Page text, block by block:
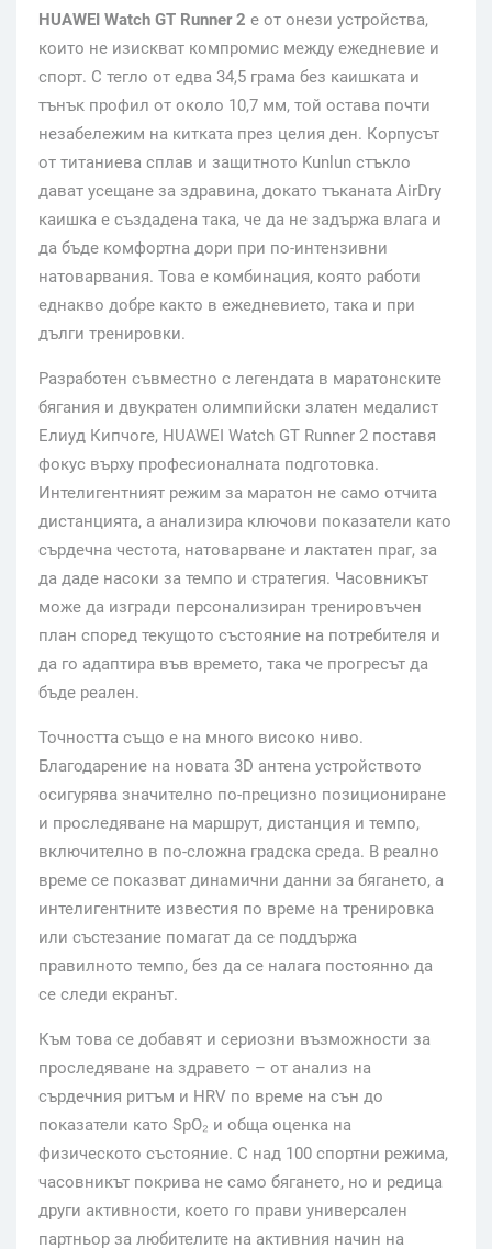
HUAWEI Watch GT Runner 2 е от онези устройства,
които не изискват компромис между ежедневие и
спорт. С тегло от едва 34,5 грама без каишката и
тънък профил от около 10,7 мм, той остава почти
незабележим на китката през целия ден. Корпусът
от титаниева сплав и защитното Kunlun стъкло
дават усещане за здравина, докато тъканата AirDry
каишка е създадена така, че да не задържа влага и
да бъде комфортна дори при по-интензивни
натоварвания. Това е комбинация, която работи
еднакво добре както в ежедневието, така и при
дълги тренировки.
Разработен съвместно с легендата в маратонските
бягания и двукратен олимпийски златен медалист
Елиуд Кипчоге, HUAWEI Watch GT Runner 2 поставя
фокус върху професионалната подготовка.
Интелигентният режим за маратон не само отчита
дистанцията, а анализира ключови показатели като
сърдечна честота, натоварване и лактатен праг, за
да даде насоки за темпо и стратегия. Часовникът
може да изгради персонализиран тренировъчен
план според текущото състояние на потребителя и
да го адаптира във времето, така че прогресът да
бъде реален.
Точността също е на много високо ниво.
Благодарение на новата 3D антена устройството
осигурява значително по-прецизно позициониране
и проследяване на маршрут, дистанция и темпо,
включително в по-сложна градска среда. В реално
време се показват динамични данни за бягането, а
интелигентните известия по време на тренировка
или състезание помагат да се поддържа
правилното темпо, без да се налага постоянно да
се следи екранът.
Към това се добавят и сериозни възможности за
проследяване на здравето – от анализ на
сърдечния ритъм и HRV по време на сън до
показатели като SpO₂ и обща оценка на
физическото състояние. С над 100 спортни режима,
часовникът покрива не само бягането, но и редица
други активности, което го прави универсален
партньор за любителите на активния начин на